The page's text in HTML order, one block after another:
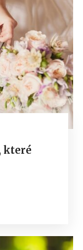
které